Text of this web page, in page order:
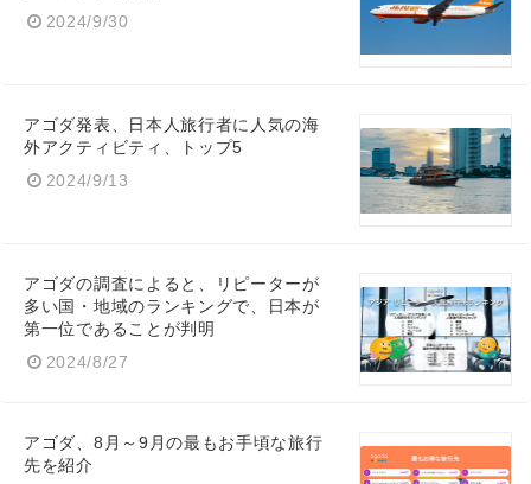
2024/9/30
アゴダ発表、日本人旅行者に人気の海
外アクティビティ、トップ5
2024/9/13
アゴダの調査によると、リピーターが
多い国・地域のランキングで、日本が
第一位であることが判明
2024/8/27
アゴダ、8月～9月の最もお手頃な旅行
先を紹介